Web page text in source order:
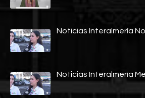
Noticias Interalmería
Noticias Interalmería